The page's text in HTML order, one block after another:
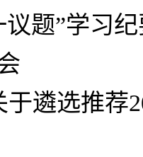
议题”学习
于遴选推荐